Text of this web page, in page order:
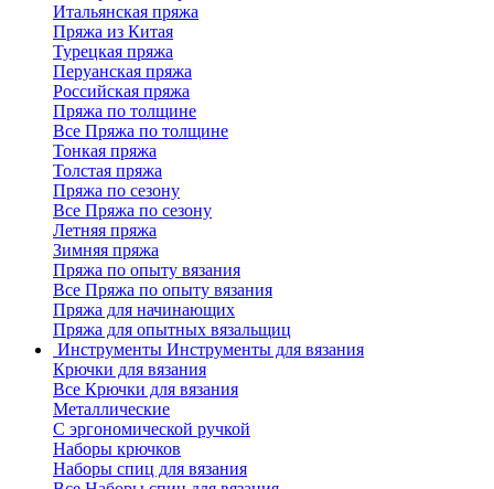
Итальянская пряжа
Пряжа из Китая
Турецкая пряжа
Перуанская пряжа
Российская пряжа
Пряжа по толщине
Все Пряжа по толщине
Тонкая пряжа
Толстая пряжа
Пряжа по сезону
Все Пряжа по сезону
Летняя пряжа
Зимняя пряжа
Пряжа по опыту вязания
Все Пряжа по опыту вязания
Пряжа для начинающих
Пряжа для опытных вязальщиц
Инструменты Инструменты для вязания
Крючки для вязания
Все Крючки для вязания
Металлические
С эргономической ручкой
Наборы крючков
Наборы спиц для вязания